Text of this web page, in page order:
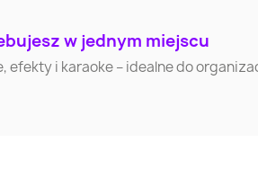
Cieszyn
w jednym miejscu
i karaoke – idealne do